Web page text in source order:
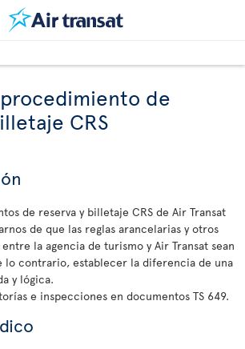
de
CRS
de reserva y billetaje CRS de Air Transat
de que las reglas arancelarias y otros
la agencia de turismo y Air Transat sean
lo contrario, establecer la diferencia de una
y lógica.
e inspecciones en documentos TS 649.